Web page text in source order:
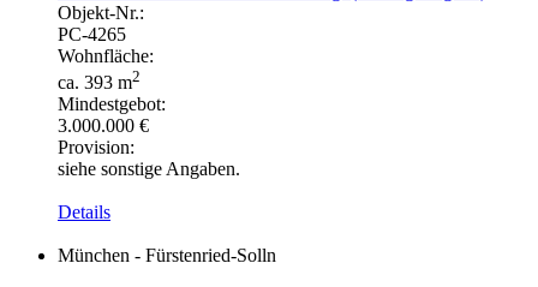
Objekt-Nr.:
PC-4265
Wohnfläche:
ca. 393 m2
Mindestgebot:
3.000.000 €
Provision:
siehe sonstige Angaben.
Details
München - Fürstenried-Solln